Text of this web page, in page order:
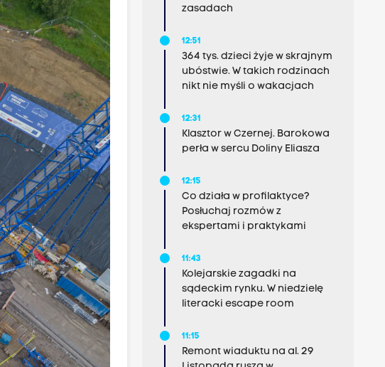
zasadach
12:51
364 tys. dzieci żyje w skrajnym
ubóstwie. W takich rodzinach
nikt nie myśli o wakacjach
12:31
Klasztor w Czernej. Barokowa
perła w sercu Doliny Eliasza
12:15
Co działa w profilaktyce?
Posłuchaj rozmów z
ekspertami i praktykami
11:43
Kolejarskie zagadki na
sądeckim rynku. W niedzielę
literacki escape room
11:15
Remont wiaduktu na al. 29